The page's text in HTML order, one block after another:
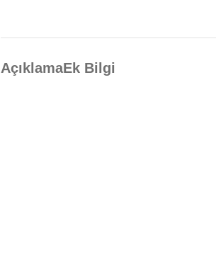
AçıklamaEk Bilgi